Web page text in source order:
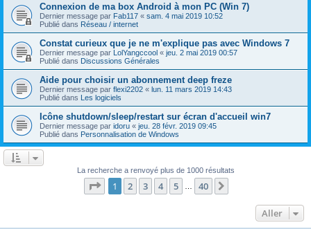
Connexion de ma box Android à mon PC (Win 7)
Dernier message par Fab117 « sam. 4 mai 2019 10:52
Publié dans Réseau / internet
Constat curieux que je ne m'explique pas avec Windows 7
Dernier message par LolYangccool « jeu. 2 mai 2019 00:57
Publié dans Discussions Générales
Aide pour choisir un abonnement deep freze
Dernier message par flexi2202 « lun. 11 mars 2019 14:43
Publié dans Les logiciels
Icône shutdown/sleep/restart sur écran d'accueil win7
Dernier message par idoru « jeu. 28 févr. 2019 09:45
Publié dans Personnalisation de Windows
La recherche a renvoyé plus de 1000 résultats
Page 1sur40
1 2 3 4 5 40
Aller